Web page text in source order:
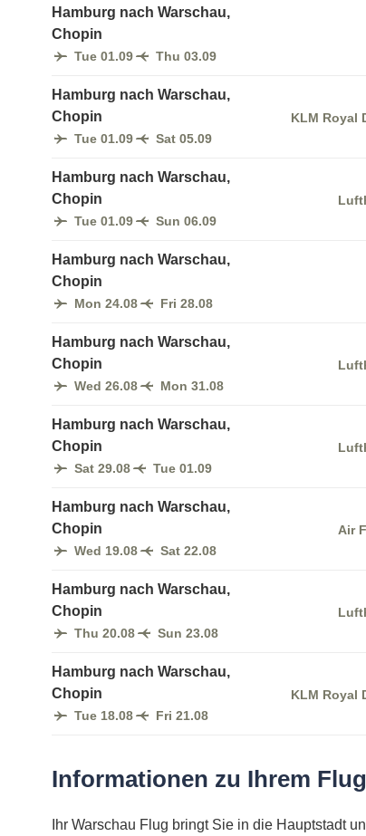
Hamburg nach Warschau,
Chopin
Tue 01.09 Thu 03.09
Hamburg nach Warschau,
Chopin
Tue 01.09 Sat 05.09
KLM Royal
Hamburg nach Warschau,
Chopin
Tue 01.09 Sun 06.09
Hamburg nach Warschau,
Chopin
Mon 24.08 Fri 28.08
Hamburg nach Warschau,
Chopin
Wed 26.08 Mon 31.08
Hamburg nach Warschau,
Chopin
Sat 29.08 Tue 01.09
Hamburg nach Warschau,
Chopin
Wed 19.08 Sat 22.08
Air
Hamburg nach Warschau,
Chopin
Thu 20.08 Sun 23.08
Hamburg nach Warschau,
Chopin
Tue 18.08 Fri 21.08
KLM Royal
Informationen zu Ihrem
Ihr Warschau Flug bringt Sie in die Hauptstadt